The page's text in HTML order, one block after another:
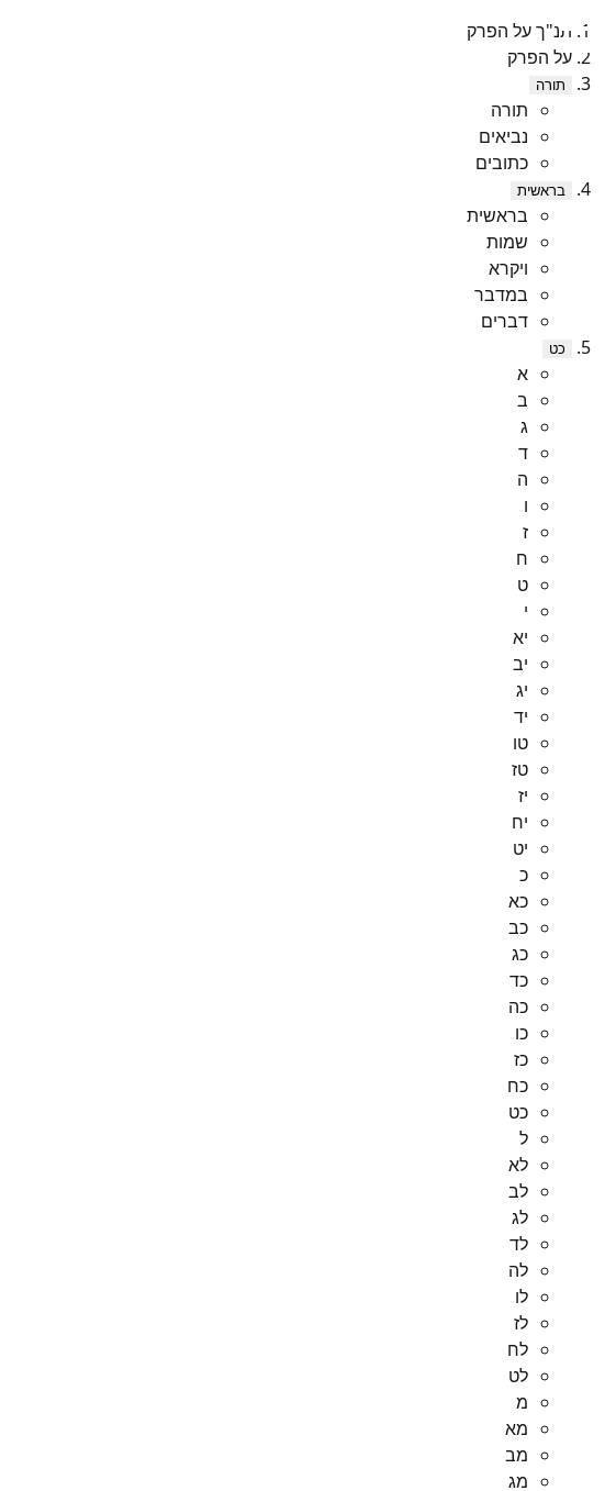
תנ"ך על הפרק
על הפרק
תורה
תורה
נביאים
כתובים
בראשית
בראשית
שמות
ויקרא
במדבר
דברים
כט
א
ב
ג
ד
ה
ו
ז
ח
ט
י
יא
יב
יג
יד
טו
טז
יז
יח
יט
כ
כא
כב
כג
כד
כה
כו
כז
כח
כט
ל
לא
לב
לג
לד
לה
לו
לז
לח
לט
מ
מא
מב
מג